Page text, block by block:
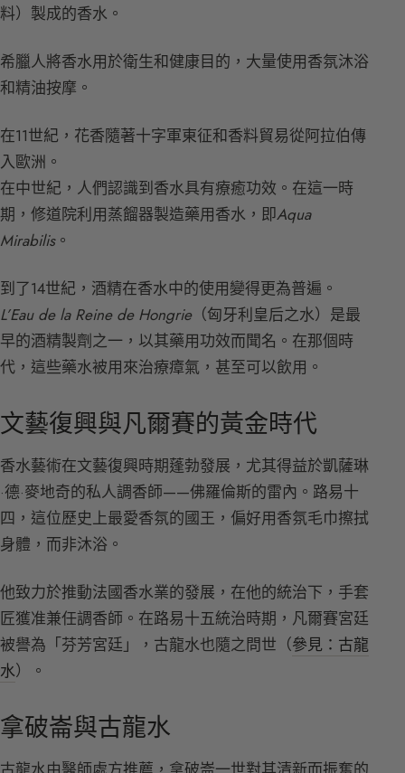
料）製成的香水。
希臘人將香水用於衛生和健康目的，大量使用香氛沐浴
和精油按摩。
在11世紀，花香隨著十字軍東征和香料貿易從阿拉伯傳
入歐洲。
在中世紀，人們認識到香水具有療癒功效。在這一時
期，修道院利用蒸餾器製造藥用香水，即Aqua
Mirabilis。
到了14世紀，酒精在香水中的使用變得更為普遍。
L’Eau de la Reine de Hongrie（匈牙利皇后之水）是最
早的酒精製劑之一，以其藥用功效而聞名。在那個時
代，這些藥水被用來治療瘴氣，甚至可以飲用。
文藝復興與凡爾賽的黃金時代
香水藝術在文藝復興時期蓬勃發展，尤其得益於凱薩琳
·德·麥地奇的私人調香師——佛羅倫斯的雷內。路易十
四，這位歷史上最愛香氛的國王，偏好用香氛毛巾擦拭
身體，而非沐浴。
他致力於推動法國香水業的發展，在他的統治下，手套
匠獲准兼任調香師。在路易十五統治時期，凡爾賽宮廷
被譽為「芬芳宮廷」，古龍水也隨之問世（參見：古龍
水）。
拿破崙與古龍水